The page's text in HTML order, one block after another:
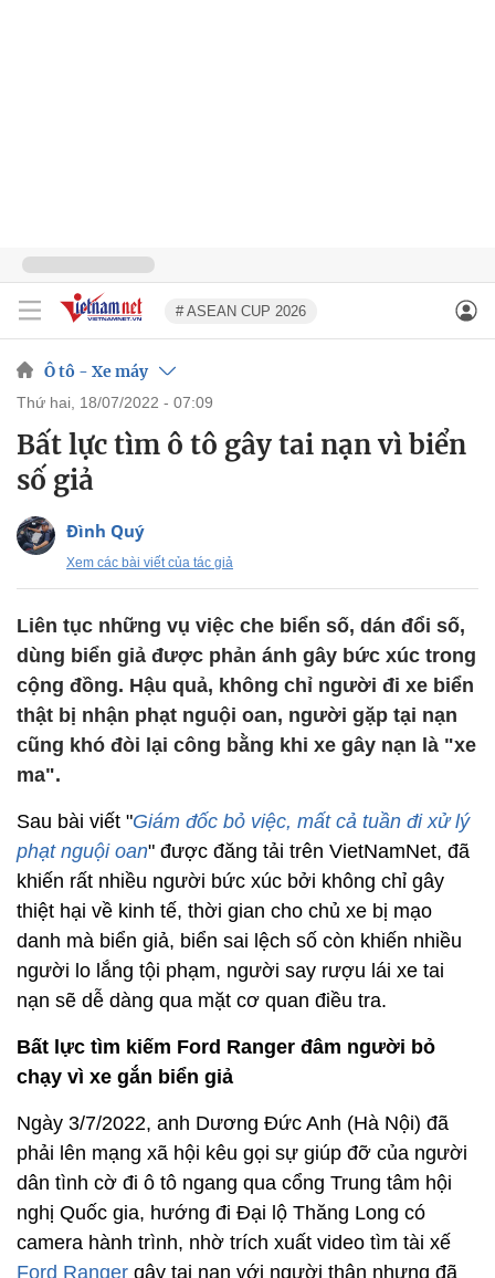
# ASEAN CUP 2026
Ô tô - Xe máy
thứ hai, 18/07/2022 - 07:09
Bất lực tìm ô tô gây tai nạn vì biển
số giả
Đình Quý
Xem các bài viết của tác giả
Liên tục những vụ việc che biển số, dán đổi số,
dùng biển giả được phản ánh gây bức xúc trong
cộng đồng. Hậu quả, không chỉ người đi xe biển
thật bị nhận phạt nguội oan, người gặp tại nạn
cũng khó đòi lại công bằng khi xe gây nạn là "xe
ma".
Sau bài viết "Giám đốc bỏ việc, mất cả tuần đi xử lý
phạt nguội oan" được đăng tải trên VietNamNet, đã
khiến rất nhiều người bức xúc bởi không chỉ gây
thiệt hại về kinh tế, thời gian cho chủ xe bị mạo
danh mà biển giả, biển sai lệch số còn khiến nhiều
người lo lắng tội phạm, người say rượu lái xe tai
nạn sẽ dễ dàng qua mặt cơ quan điều tra.
Bất lực tìm kiếm Ford Ranger đâm người bỏ
chạy vì xe gắn biển giả
Ngày 3/7/2022, anh Dương Đức Anh (Hà Nội) đã
phải lên mạng xã hội kêu gọi sự giúp đỡ của người
dân tình cờ đi ô tô ngang qua cổng Trung tâm hội
nghị Quốc gia, hướng đi Đại lộ Thăng Long có
camera hành trình, nhờ trích xuất video tìm tài xế
Ford Ranger gây tai nạn với người thân nhưng đã